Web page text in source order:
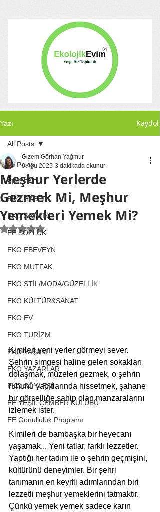
Yazı Kaydol
All Posts
EKO PATİ
EKO HABER
EKO SAĞLIK
EE SÖZLÜK
EKO EBEVEYN
EKO MUTFAK
EKO STİL/MODA/GÜZELLİK
EKO KÜLTÜR&SANAT
EKO EV
EKO TURİZM
EKO YAŞAM
EKO YAZARLAR
EKO SÖYLEŞİ
EE YEŞİL ÇEMBER KULÜBÜ
EE Gönüllülük Programı
All Posts
Meşhur Yerlerde
Gezmek Mi, Meşhur
Yemekleri Yemek Mi?
Gizem Görhan Yağmur
9 Ağu 2025 3 dakikada okunur
5 üzerinden NaN yıldız
Kimileri yeni yerler görmeyi sever.
Şehrin simgesi haline gelen sokakları
dolaşmak, müzeleri gezmek, o şehrin
ruhunu yapıtlarında hissetmek, şahane
bir görselliğe sahip olan manzaralarını
izlemek ister.
Kimileri de bambaşka bir heyecanı
yaşamak... Yeni tatlar, farklı lezzetler.
Yaptığı her tadım ile o şehrin geçmişini,
kültürünü deneyimler. Bir şehri
tanımanın en keyifli adımlarından biri
lezzetli meşhur yemeklerini tatmaktır.
Çünkü yemek yemek sadece karın